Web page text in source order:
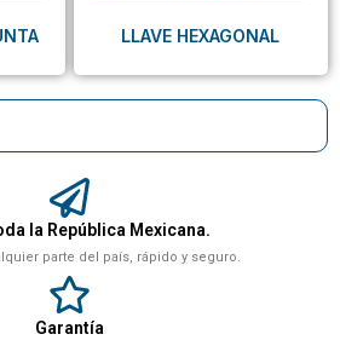
la República Mexicana.
parte del país, rápido y seguro.
Garantía
LLAVE HEXAGONAL